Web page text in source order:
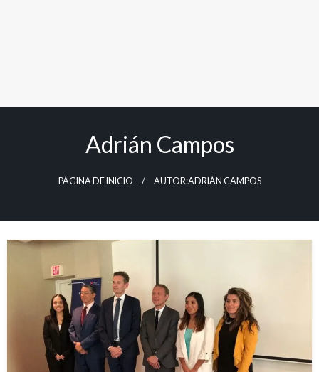
Adrián Campos
PÁGINA DE INICIO AUTOR:ADRIÁN CAMPOS